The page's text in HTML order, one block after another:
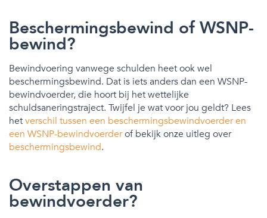
Beschermingsbewind of WSNP-
bewind?
Bewindvoering vanwege schulden heet ook wel
beschermingsbewind. Dat is iets anders dan een WSNP-
bewindvoerder, die hoort bij het wettelijke
schuldsaneringstraject. Twijfel je wat voor jou geldt? Lees
hetverschil tussen een beschermingsbewindvoerder en
een WSNP-bewindvoerderof bekijk onze uitleg over
beschermingsbewind.
Overstappen van
bewindvoerder?